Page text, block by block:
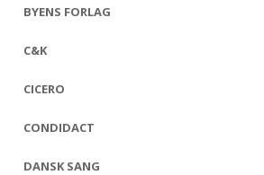
BYENS FORLAG
C&K
CICERO
CONDIDACT
DANSK SANG